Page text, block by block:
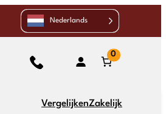
Nederlands
0
VergelijkenZakelijk